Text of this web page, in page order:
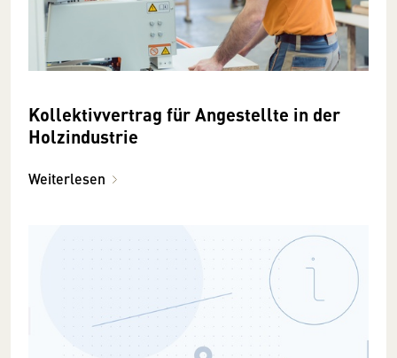
Kollektivvertrag für Angestellte in der
Holzindustrie
Weiterlesen